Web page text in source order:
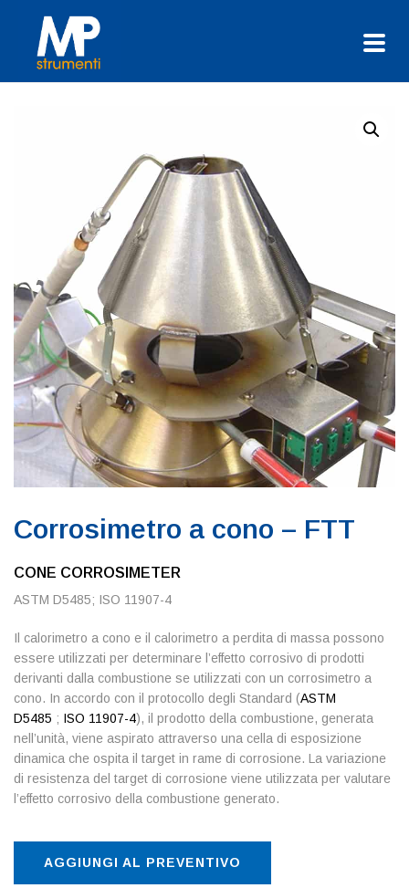
Corrosimetro a cono – FTT
CONE CORROSIMETER
ASTM D5485; ISO 11907-4
Il calorimetro a cono e il calorimetro a perdita di massa possono
essere utilizzati per determinare l’effetto corrosivo di prodotti
derivanti dalla combustione se utilizzati con un corrosimetro a
cono. In accordo con il protocollo degli Standard (ASTM
D5485 ; ISO 11907-4), il prodotto della combustione, generata
nell’unità, viene aspirato attraverso una cella di esposizione
dinamica che ospita il target in rame di corrosione. La variazione
di resistenza del target di corrosione viene utilizzata per valutare
l’effetto corrosivo della combustione generato.
AGGIUNGI AL PREVENTIVO